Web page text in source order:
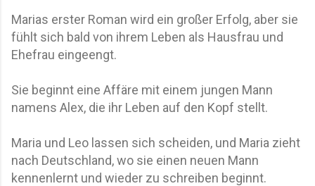
Marias erster Roman wird ein großer Erfolg, aber sie
fühlt sich bald von ihrem Leben als Hausfrau und
Ehefrau eingeengt.
Sie beginnt eine Affäre mit einem jungen Mann
namens Alex, die ihr Leben auf den Kopf stellt.
Maria und Leo lassen sich scheiden, und Maria zieht
nach Deutschland, wo sie einen neuen Mann
kennenlernt und wieder zu schreiben beginnt.